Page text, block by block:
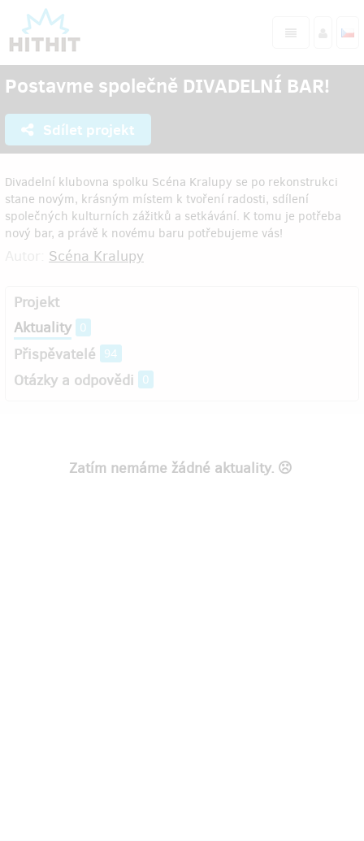
Postavme společně DIVADELNÍ BAR!
Sdílet projekt
Divadelní klubovna spolku Scéna Kralupy se po rekonstrukci
stane novým, krásným místem k tvoření radosti, sdílení
společných kulturních zážitků a setkávání. K tomu je potřeba
nový bar, a právě k novému baru potřebujeme vás!
Scéna Kralupy
Projekt
Aktuality 0
Přispěvatelé 94
Otázky a odpovědi 0
Zatím nemáme žádné aktuality.